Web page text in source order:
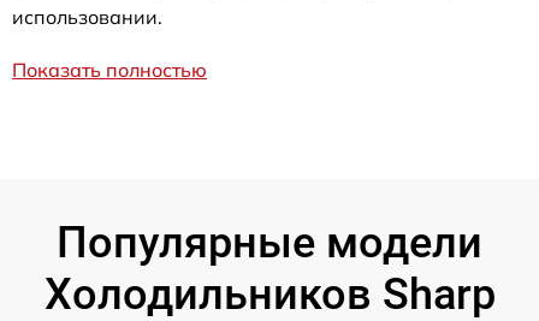
использовании.
Показать полностью
Популярные модели
Холодильников Sharp